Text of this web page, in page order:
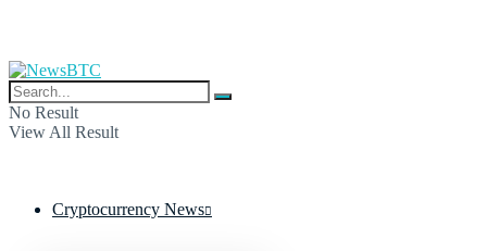
No Result
View All Result
Cryptocurrency News